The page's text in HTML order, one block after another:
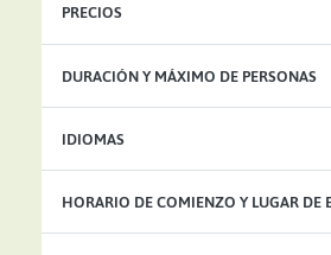
PRECIOS
DURACIÓN Y MÁXIMO DE PERSONAS
IDIOMAS
HORARIO DE COMIENZO Y LUGAR DE